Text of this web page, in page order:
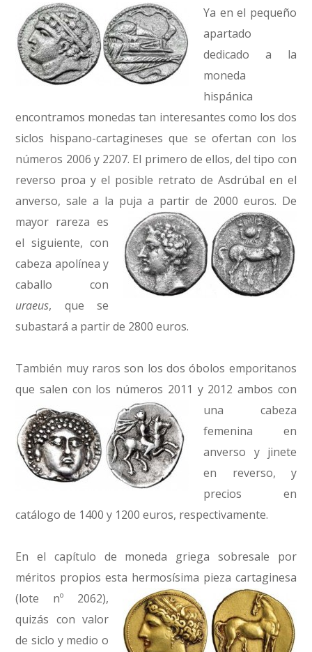
Ya en el pequeño
apartado
dedicado a la
moneda
hispánica
encontramos monedas tan interesantes como los dos
siclos hispano-cartagineses que se ofertan con los
números 2006 y 2207. El primero de ellos, del tipo con
reverso proa y el posible retrato de Asdrúbal en el
anverso, sale a la puja a partir de 2000 euros. De
mayor rareza es
el siguiente, con
cabeza apolínea y
caballo con
uraeus, que se
subastará a partir de 2800 euros.
También muy raros son los dos óbolos emporitanos
que salen con los números 2011 y 2012 ambos con
una cabeza
femenina en
anverso y jinete
en reverso, y
precios en
catálogo de 1400 y 1200 euros, respectivamente.
En el capítulo de moneda griega sobresale por
méritos propios esta hermosísima pieza cartaginesa
(lote nº 2062),
quizás con valor
de siclo y medio o